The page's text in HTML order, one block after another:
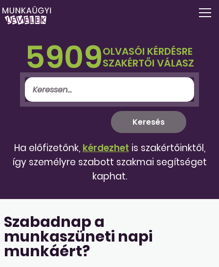
5909OLVASÓI KÉRDÉSRE
SZAKÉRTŐI VÁLASZ
Ha előfizetőnk, kérdezhet is szakértőinktől,
így személyre szabott szakmai segítséget
kaphat.
Szabadnap a
munkaszüneti napi
munkáért?